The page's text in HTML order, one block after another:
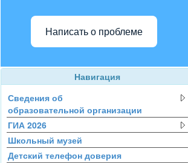
Написать о проблеме
Навигация
Сведения об
образовательной организации
ГИА 2026
Школьный музей
Детский телефон доверия